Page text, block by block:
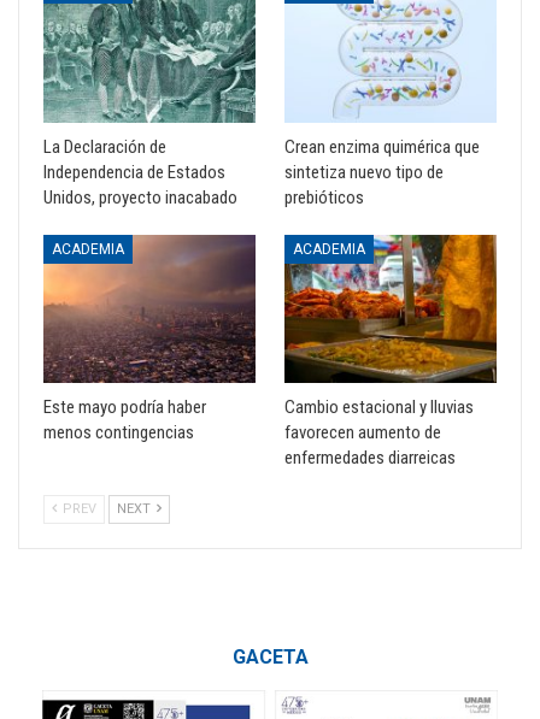
La Declaración de
Independencia de Estados
Unidos, proyecto inacabado
Crean enzima quimérica que
sintetiza nuevo tipo de
prebióticos
ACADEMIA
Este mayo podría haber
menos contingencias
ACADEMIA
Cambio estacional y lluvias
favorecen aumento de
enfermedades diarreicas
PREV NEXT
GACETA